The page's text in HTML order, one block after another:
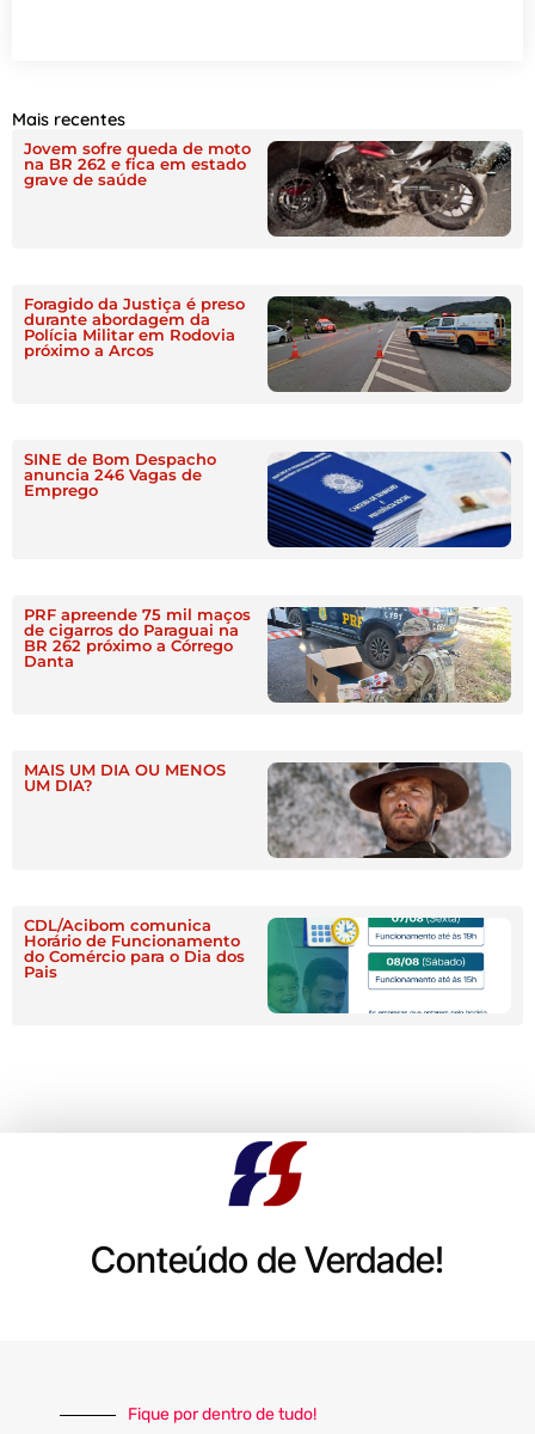
Mais recentes
Jovem sofre queda de moto
na BR 262 e fica em estado
grave de saúde
Foragido da Justiça é preso
durante abordagem da
Polícia Militar em Rodovia
próximo a Arcos
SINE de Bom Despacho
anuncia 246 Vagas de
Emprego
PRF apreende 75 mil maços
de cigarros do Paraguai na
BR 262 próximo a Córrego
Danta
MAIS UM DIA OU MENOS
UM DIA?
CDL/Acibom comunica
Horário de Funcionamento
do Comércio para o Dia dos
Pais
Conteúdo de Verdade!
Fique por dentro de tudo!